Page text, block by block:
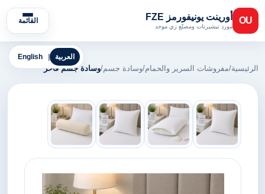
OU أورينت يونيفورمز FZE
مورد تيشيرتات ومصنّع زي موحد
القائمة
English العربية
الرئيسية/مفروشات السرير والحمام/وسادة جسم/وسادة جسم فاخر